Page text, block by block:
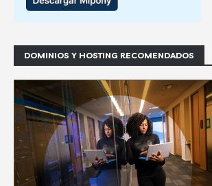
DOMINIOS Y HOSTING RECOMENDADOS